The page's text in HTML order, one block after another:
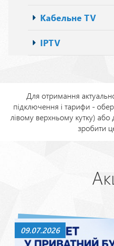
Кабельне TV
IPTV
Для отримання
підключення і тарифи -
лівому верхньому кутку) або
зробити
09.07.2026